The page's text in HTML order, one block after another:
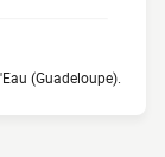
(Guadeloupe).